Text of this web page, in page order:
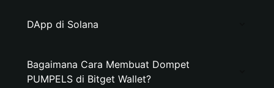
DApp di Solana
Bagaimana Cara Membuat Dompet
PUMPELS di Bitget Wallet?